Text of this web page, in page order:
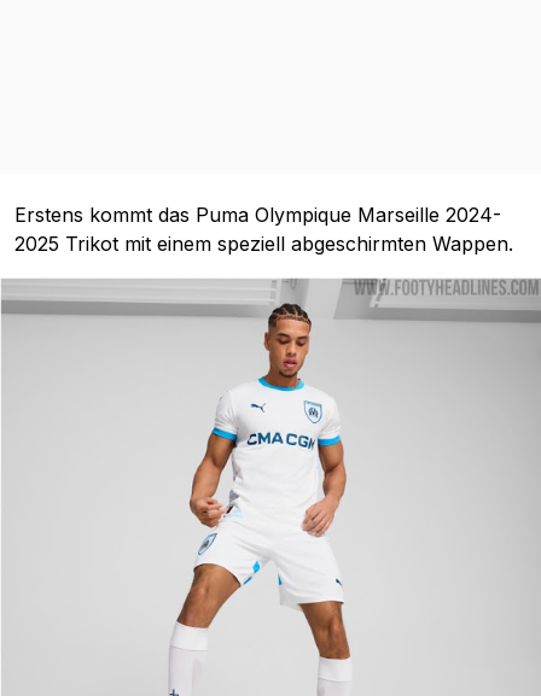
Erstens kommt das Puma Olympique Marseille 2024-
2025 Trikot mit einem speziell abgeschirmten Wappen.